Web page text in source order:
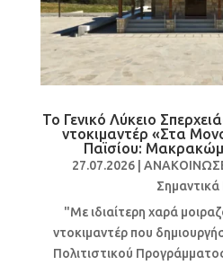
Το Γενικό Λύκειο
ντοκιμαντέρ «Στα
Παϊσίου:
27.07.2026 |
"Με ιδιαίτερη χαρά
ντοκιμαντέρ που
Πολιτιστικού